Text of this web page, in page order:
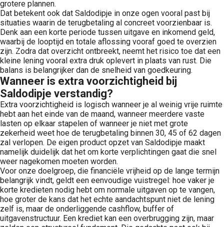
grotere plannen.
Dat betekent ook dat Saldodipje in onze ogen vooral past bij
situaties waarin de terugbetaling al concreet voorzienbaar is.
Denk aan een korte periode tussen uitgave en inkomend geld,
waarbij de looptijd en totale aflossing vooraf goed te overzien
zijn. Zodra dat overzicht ontbreekt, neemt het risico toe dat een
kleine lening vooral extra druk oplevert in plaats van rust. Die
balans is belangrijker dan de snelheid van goedkeuring.
Wanneer is extra voorzichtigheid bij
Saldodipje verstandig?
Extra voorzichtigheid is logisch wanneer je al weinig vrije ruimte
hebt aan het einde van de maand, wanneer meerdere vaste
lasten op elkaar stapelen of wanneer je niet met grote
zekerheid weet hoe de terugbetaling binnen 30, 45 of 62 dagen
zal verlopen. De eigen product opzet van Saldodipje maakt
namelijk duidelijk dat het om korte verplichtingen gaat die snel
weer nagekomen moeten worden.
Voor onze doelgroep, die financiële vrijheid op de lange termijn
belangrijk vindt, geldt een eenvoudige vuistregel: hoe vaker je
korte kredieten nodig hebt om normale uitgaven op te vangen,
hoe groter de kans dat het echte aandachtspunt niet de lening
zelf is, maar de onderliggende cashflow, buffer of
uitgavenstructuur. Een krediet kan een overbrugging zijn, maar